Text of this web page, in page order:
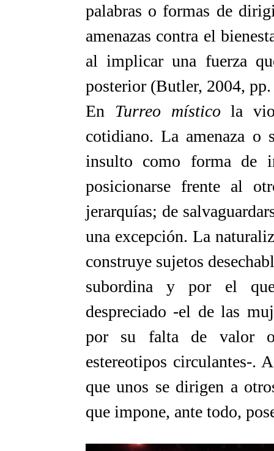
palabras o formas de
amenazas contra el
al implicar una fuerza
posterior (Butler, 2004,
En Turreo místicola
cotidiano. La amenaza o
insulto como forma de
posicionarse frente al
jerarquías; de
una excepción. La
construye sujetos
subordina y por el
despreciado -el de las
por su falta de valor
estereotipos circulantes-.
que unos se dirigen a
que impone, ante todo,